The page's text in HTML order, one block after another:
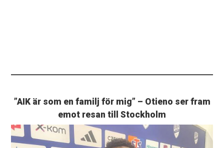
”AIK är som en familj för mig” – Otieno ser fram
emot resan till Stockholm